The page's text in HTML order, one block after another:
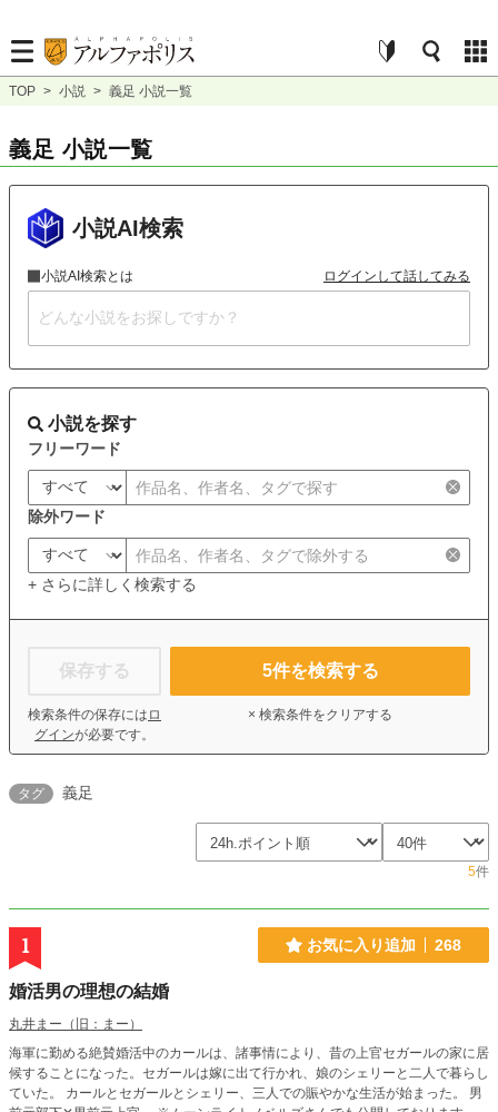
TOP > 小説 > 義足 小説一覧
義足 小説一覧
小説AI検索
小説AI検索とは ログインして話してみる
小説を探す
フリーワード
除外ワード
+ さらに詳しく検索する
保存する
検索条件の保存には ロ
グインが必要です。
5件を検索する
× 検索条件をクリアする
タグ 義足
5件
1 お気に入り追加 268
婚活男の理想の結婚
丸井まー（旧：まー）
海軍に勤める絶賛婚活中のカールは、諸事情により、昔の上官セガールの家に居
候することになった。セガールは嫁に出て行かれ、娘のシェリーと二人で暮らし
ていた。 カールとセガールとシェリー、三人での賑やかな生活が始まった。 男